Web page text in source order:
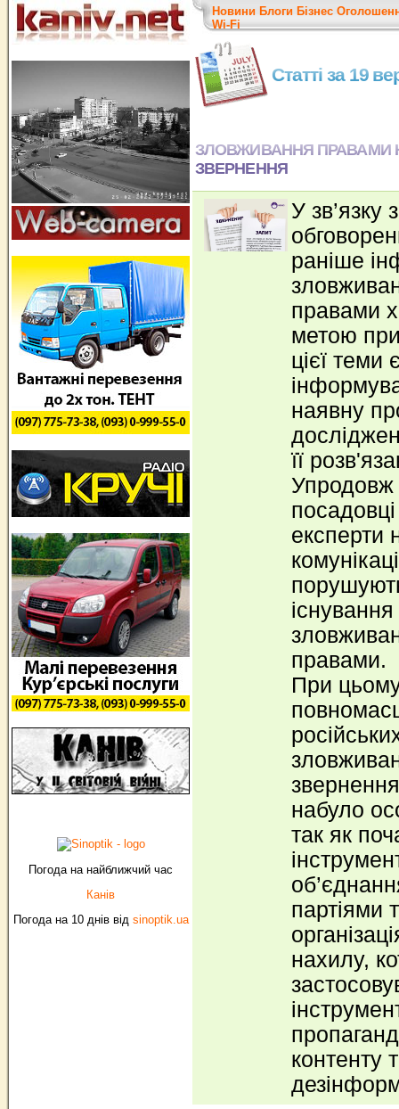
Погода на найближчий час
Канів
Погода на 10 днів від sinoptik.ua
Новини Блоги Бізнес
Wi-Fi
Статті за 19
ЗЛОВЖИВАННЯ ПРАВАМИ
ЗВЕРНЕННЯ
У зв’язку
раніше
правами
метою
цієї теми
наявну
її
Упродовж
експерти
правами.
При
набуло
так як
партіями
нахилу,
контенту